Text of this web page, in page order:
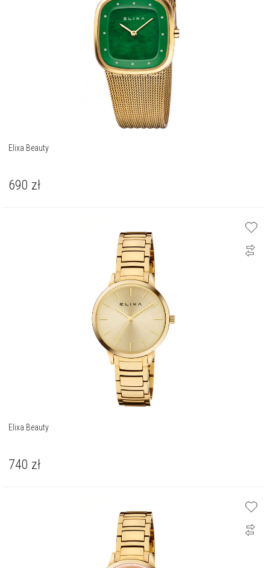
Elixa Beauty
690 zł
Elixa Beauty
740 zł